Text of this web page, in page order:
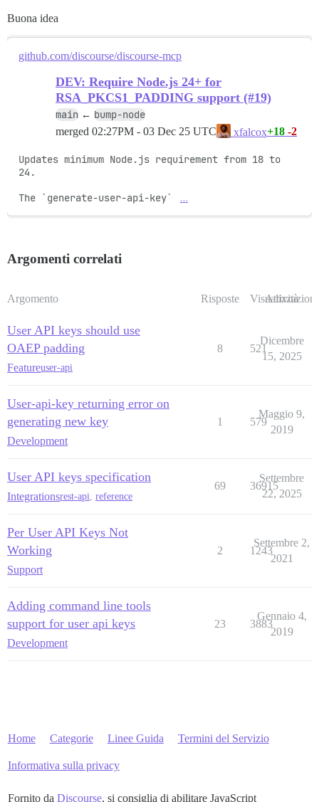
Buona idea
github.com/discourse/discourse-mcp
DEV: Require Node.js 24+ for
RSA_PKCS1_PADDING support (#19)
main ← bump-node
merged 02:27PM - 03 Dec 25 UTC xfalcox+18 -2
Updates minimum Node.js requirement from 18 to
24.
The `generate-user-api-key`
…
Argomenti correlati
Argomento Risposte Visualizzazioni
Attività
User API keys should use
OAEP padding
Featureuser-api
8 521
Dicembre
15, 2025
User-api-key returning error on
generating new key
Development
1 579
Maggio 9,
2019
User API keys specification
Integrationsrest-api, reference
69 36915
Settembre
22, 2025
Per User API Keys Not
Working
Support
2 1243
Settembre 2,
2021
Adding command line tools
support for user api keys
Development
23 3883
Gennaio 4,
2019
Home Categorie Linee Guida Termini del Servizio
Informativa sulla privacy
Fornito da Discourse, si consiglia di abilitare JavaScript